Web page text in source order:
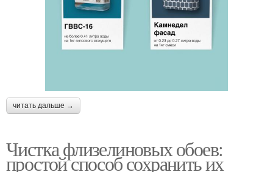
читать дальше →
Чистка флизелиновых обоев:
простой способ сохранить их